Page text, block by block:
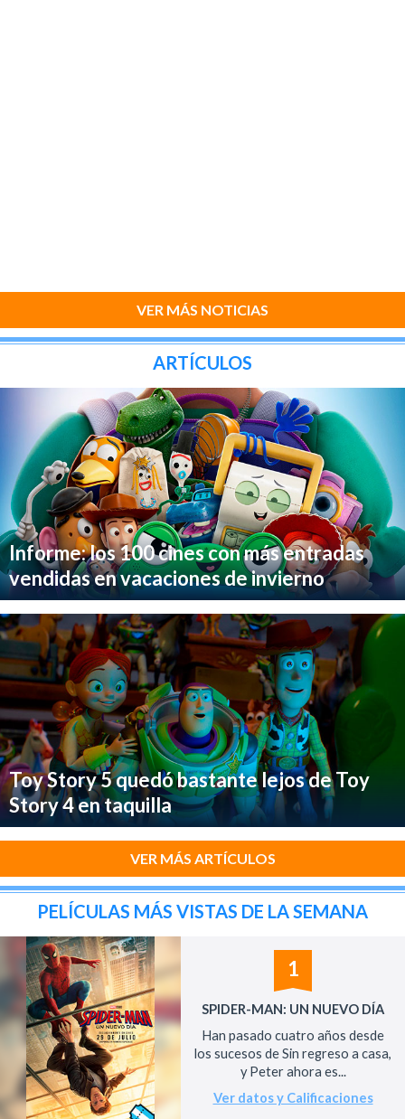
VER MÁS NOTICIAS
ARTÍCULOS
Informe: los 100 cines con más entradas
vendidas en vacaciones de invierno
Toy Story 5 quedó bastante lejos de Toy
Story 4 en taquilla
VER MÁS ARTÍCULOS
PELÍCULAS MÁS VISTAS DE LA SEMANA
1
SPIDER-MAN: UN NUEVO DÍA
Han pasado cuatro años desde
los sucesos de Sin regreso a casa,
y Peter ahora es...
Ver datos y Calificaciones